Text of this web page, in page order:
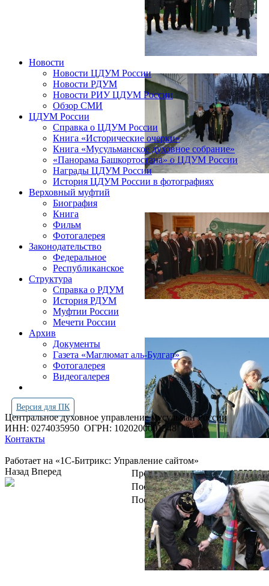
Новости
Новости ЦДУМ России
Новости РДУМ
Новости РИУ ЦДУМ России
Обзор СМИ
ЦДУМ России
Справка о ЦДУМ России
Книга «Исторические очерки»
Книга «Мусульманское духовное собрание»
«Панорама Башкортостана» о ЦДУМ России
Награды ЦДУМ России
История ЦДУМ России в фотографиях
Верховный муфтий
Биография
Книга
Фильм
Фотогалерея
Законодательство
Федеральное
Республиканское
Структура
Справка о РДУМ
История РДУМ
Муфтии России
Мечети России
Архив
Документы
Газета «Маглюмат аль-Булгар»
Фотогалерея
Видеогалерея
Версия для ПК
Центральное духовное управление мусульман России
ИНН: 0274035950 ОГРН: 1020200001348
Контакты
Работает на «1С-Битрикс: Управление сайтом»
Просмотров всего:
4255598
Посетителей сегодня:
Посетителей в онлайн:
19
Назад Вперед